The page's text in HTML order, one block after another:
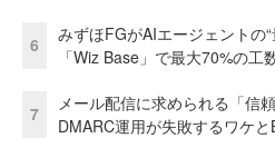
6
みずほFGがAIエージェント
「Wiz Base」で最大70%の工
7
メール配信に求められる「信
DMARC運用が失敗するワケ